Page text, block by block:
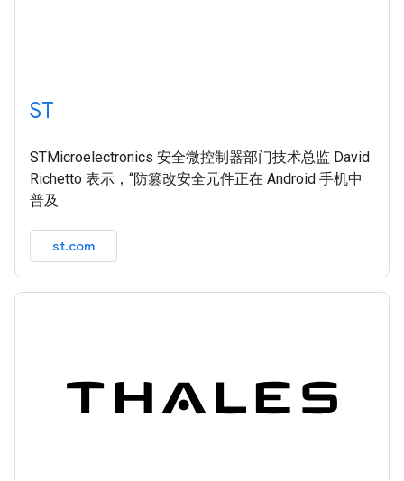
ST
STMicroelectronics 安全微控制器部门技术总监 David
Richetto 表示，“防篡改安全元件正在 Android 手机中
普及
st.com